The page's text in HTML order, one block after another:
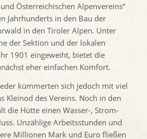
Österreichischen Alpenvereins“
Jahrhunderts in den Bau der
in den Tiroler Alpen. Unter
der Sektion und der lokalen
1901 eingeweiht, bietet die
eher einfachen Komfort.
kümmerten sich jedoch mit viel
Kleinod des Vereins. Noch in den
die Hütte einen Wasser-, Strom-
Unzählige Arbeitsstunden und
Millionen Mark und Euro fließen